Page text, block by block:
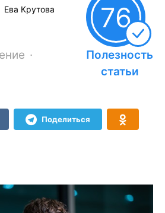
Ева Крутова
76
Полезность
статьи
Поделиться